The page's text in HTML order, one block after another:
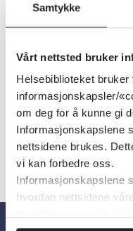
Samtykke
Vårt nettsted bruker
Helsebiblioteket
informasjonskapsler/
om deg for å kunne gi
Informasjonskapslene
nettsidene brukes.
vi kan forbedre oss.
Informasjonskapslene
hvordan nettsidene
Oslo
« 1 ... 62